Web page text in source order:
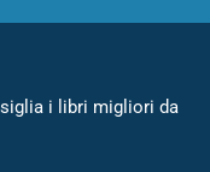
i libri migliori da